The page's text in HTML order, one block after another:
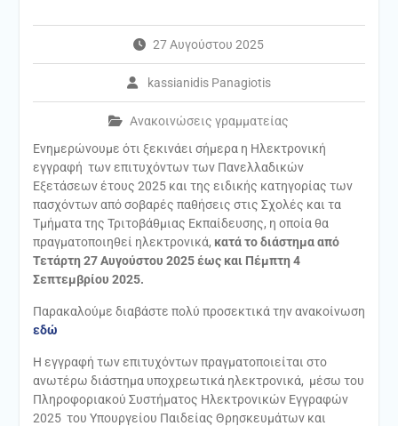
27 Αυγούστου 2025
kassianidis Panagiotis
Ανακοινώσεις γραμματείας
Ενημερώνουμε ότι ξεκινάει σήμερα η Ηλεκτρονική
εγγραφή των επιτυχόντων των Πανελλαδικών
Εξετάσεων έτους 2025 και της ειδικής κατηγορίας των
πασχόντων από σοβαρές παθήσεις στις Σχολές και τα
Τμήματα της Τριτοβάθμιας Εκπαίδευσης, η οποία θα
πραγματοποιηθεί ηλεκτρονικά, κατά το διάστημα από
Τετάρτη 27 Αυγούστου 2025 έως και Πέμπτη 4
Σεπτεμβρίου 2025.
Παρακαλούμε διαβάστε πολύ προσεκτικά την ανακοίνωση
εδώ
Η εγγραφή των επιτυχόντων πραγματοποιείται στο
ανωτέρω διάστημα υποχρεωτικά ηλεκτρονικά, μέσω του
Πληροφοριακού Συστήματος Ηλεκτρονικών Εγγραφών
2025 του Υπουργείου Παιδείας Θρησκευμάτων και